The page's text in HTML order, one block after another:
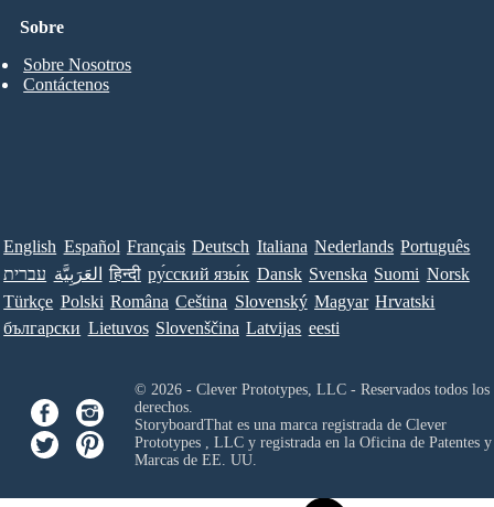
Sobre
Sobre Nosotros
Contáctenos
English Español Français Deutsch Italiana Nederlands Português
עברית العَرَبِيَّة हिन्दी ру́сский язы́к Dansk Svenska Suomi Norsk
Türkçe Polski Româna Ceština Slovenský Magyar Hrvatski
български Lietuvos Slovenščina Latvijas eesti
© 2026 - Clever Prototypes, LLC - Reservados todos los
derechos.
StoryboardThat es una marca registrada de Clever
Prototypes , LLCy registrada en la Oficina de Patentes y
Marcas de EE. UU.